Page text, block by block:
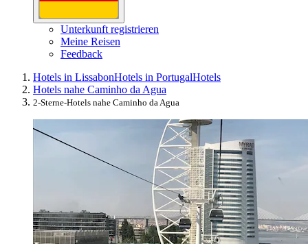
Unterkunft registrieren
Meine Reisen
Feedback
Hotels in LissabonHotels in PortugalHotels
Hotels nahe Caminho da Agua
2-Sterne-Hotels nahe Caminho da Agua